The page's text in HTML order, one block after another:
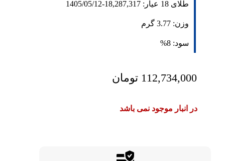
طلای 18 عیار: 18,287,317
-
1405/05/12
وزن: 3.77 گرم
سود: 8%
112,734,000 تومان
در انبار موجود نمی باشد